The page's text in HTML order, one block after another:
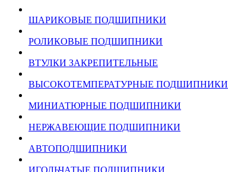
ШАРИКОВЫЕ ПОДШИПНИКИ
РОЛИКОВЫЕ ПОДШИПНИКИ
ВТУЛКИ ЗАКРЕПИТЕЛЬНЫЕ
ВЫСОКОТЕМПЕРАТУРНЫЕ ПОДШИПНИКИ
МИНИАТЮРНЫЕ ПОДШИПНИКИ
НЕРЖАВЕЮЩИЕ ПОДШИПНИКИ
АВТОПОДШИПНИКИ
ИГОЛЬЧАТЫЕ ПОДШИПНИКИ